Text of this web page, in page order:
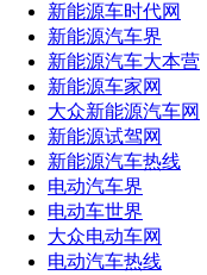
新能源车时代网
新能源汽车界
新能源汽车大本营
新能源车家网
大众新能源汽车网
新能源试驾网
新能源汽车热线
电动汽车界
电动车世界
大众电动车网
电动汽车热线